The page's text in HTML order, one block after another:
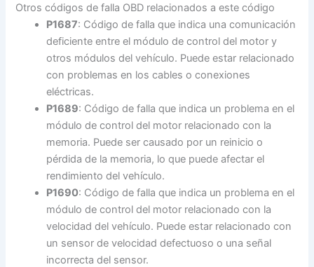
Otros códigos de falla OBD relacionados a este código
P1687: Código de falla que indica una comunicación
deficiente entre el módulo de control del motor y
otros módulos del vehículo. Puede estar relacionado
con problemas en los cables o conexiones
eléctricas.
P1689: Código de falla que indica un problema en el
módulo de control del motor relacionado con la
memoria. Puede ser causado por un reinicio o
pérdida de la memoria, lo que puede afectar el
rendimiento del vehículo.
P1690: Código de falla que indica un problema en el
módulo de control del motor relacionado con la
velocidad del vehículo. Puede estar relacionado con
un sensor de velocidad defectuoso o una señal
incorrecta del sensor.